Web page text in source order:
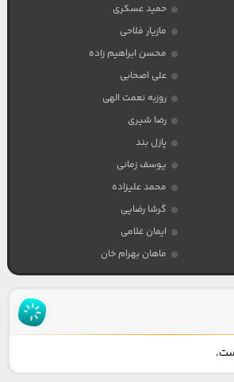
حمید عسکری
مازیار فلاحی
محسن ابراهیم زاده
علی اصحابی
روزبه نعمت الهی
رضا شیری
پازل بند
یوسف زمانی
محمد علیزاده
گرشا رضایی
ایمان غلامی
ماهان بهرام خان